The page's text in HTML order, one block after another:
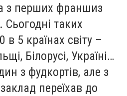
з перших франшиз
Сьогодні таких
в 5 країнах світу –
Білорусі, Україні…
з фудкортів, але з
переїхав до